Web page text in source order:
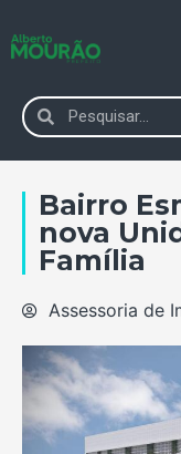
Bairro
nova
Família
Assessoria de